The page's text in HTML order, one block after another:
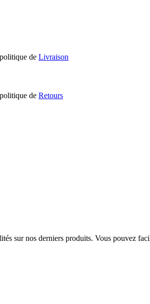
de Livraison
de Retours
sur nos derniers produits. Vous pouvez